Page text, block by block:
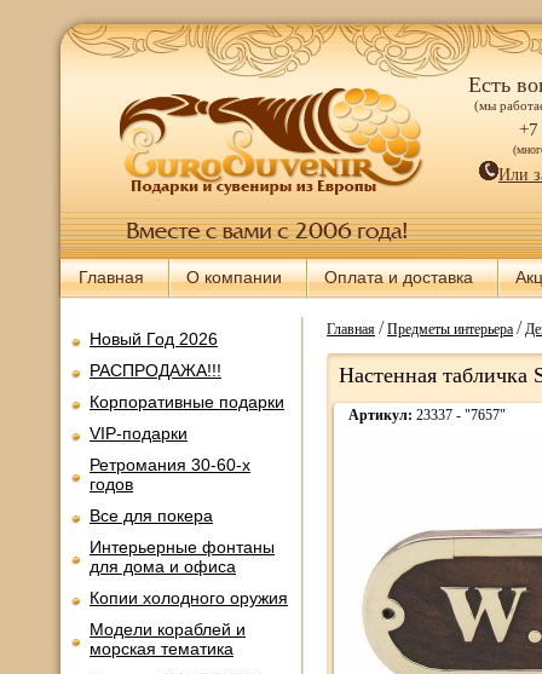
Есть
(мы
+7
Или
Главная О компании Оплата и доставка
Новый Год 2026
РАСПРОДАЖА!!!
Корпоративные подарки
VIP-подарки
Ретромания 30-60-х
годов
Все для покера
Интерьерные фонтаны
для дома и офиса
Копии холодного оружия
Модели кораблей и
морская тематика
Главная/Предметы интерьера/
Настенная табличка
Артикул: 23337 - "7657"